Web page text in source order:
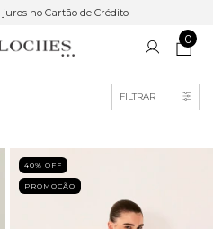
no Cartão de Crédito
0
FILTRAR
40% OFF
PROMOÇÃO